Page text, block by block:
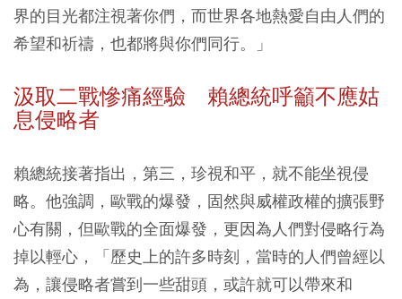
界的目光都注視著你們，而世界各地熱愛自由人們的
希望和祈禱，也都將與你們同行。」
汲取二戰慘痛經驗 賴總統呼籲不應姑
息侵略者
賴總統接著指出，第三，珍視和平，就不能坐視侵
略。他強調，歐戰的爆發，固然與威權政權的擴張野
心有關，但歐戰的全面爆發，更因為人們對侵略行為
掉以輕心，「歷史上的許多時刻，當時的人們曾經以
為，讓侵略者嘗到一些甜頭，或許就可以帶來和